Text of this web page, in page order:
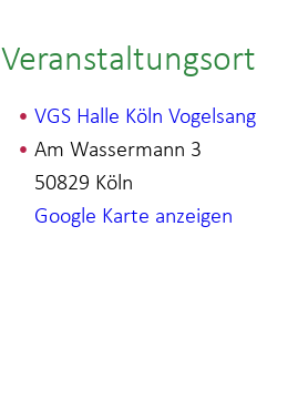
Veranstaltungsort
VGS Halle Köln Vogelsang
Am Wassermann 3
Köln
50829
Google Karte anzeigen